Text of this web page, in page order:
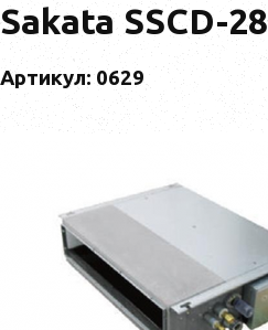
Sakata SSCD-
Артикул: 0629